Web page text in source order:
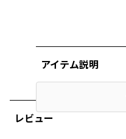
レビュー
アイテム説明